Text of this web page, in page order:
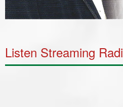
Listen Streaming